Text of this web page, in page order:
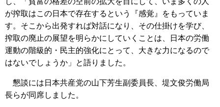
が搾取はこの日本で存在するという『感覚』をもっていま
す。そこから出発すれば対話になり、その仕掛けを学び、
搾取の廃止の展望を明らかにしていくことは、日本の労働
運動の階級的・民主的強化にとって、大きな力になるので
はないでしょうか」と語りました。
懇談には日本共産党の山下芳生副委員長、堤文俊労働局
長らが同席しました。